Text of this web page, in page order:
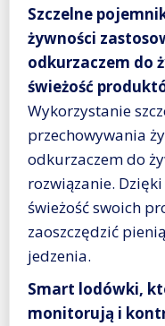
Szczelne
żywności
odkurzaczem do
świeżość
Wykorzystanie
przechowywania
odkurzaczem do
rozwiązanie.
świeżość swoich
zaoszczędzić
jedzenia.
Smart lodówki,
monitorują i